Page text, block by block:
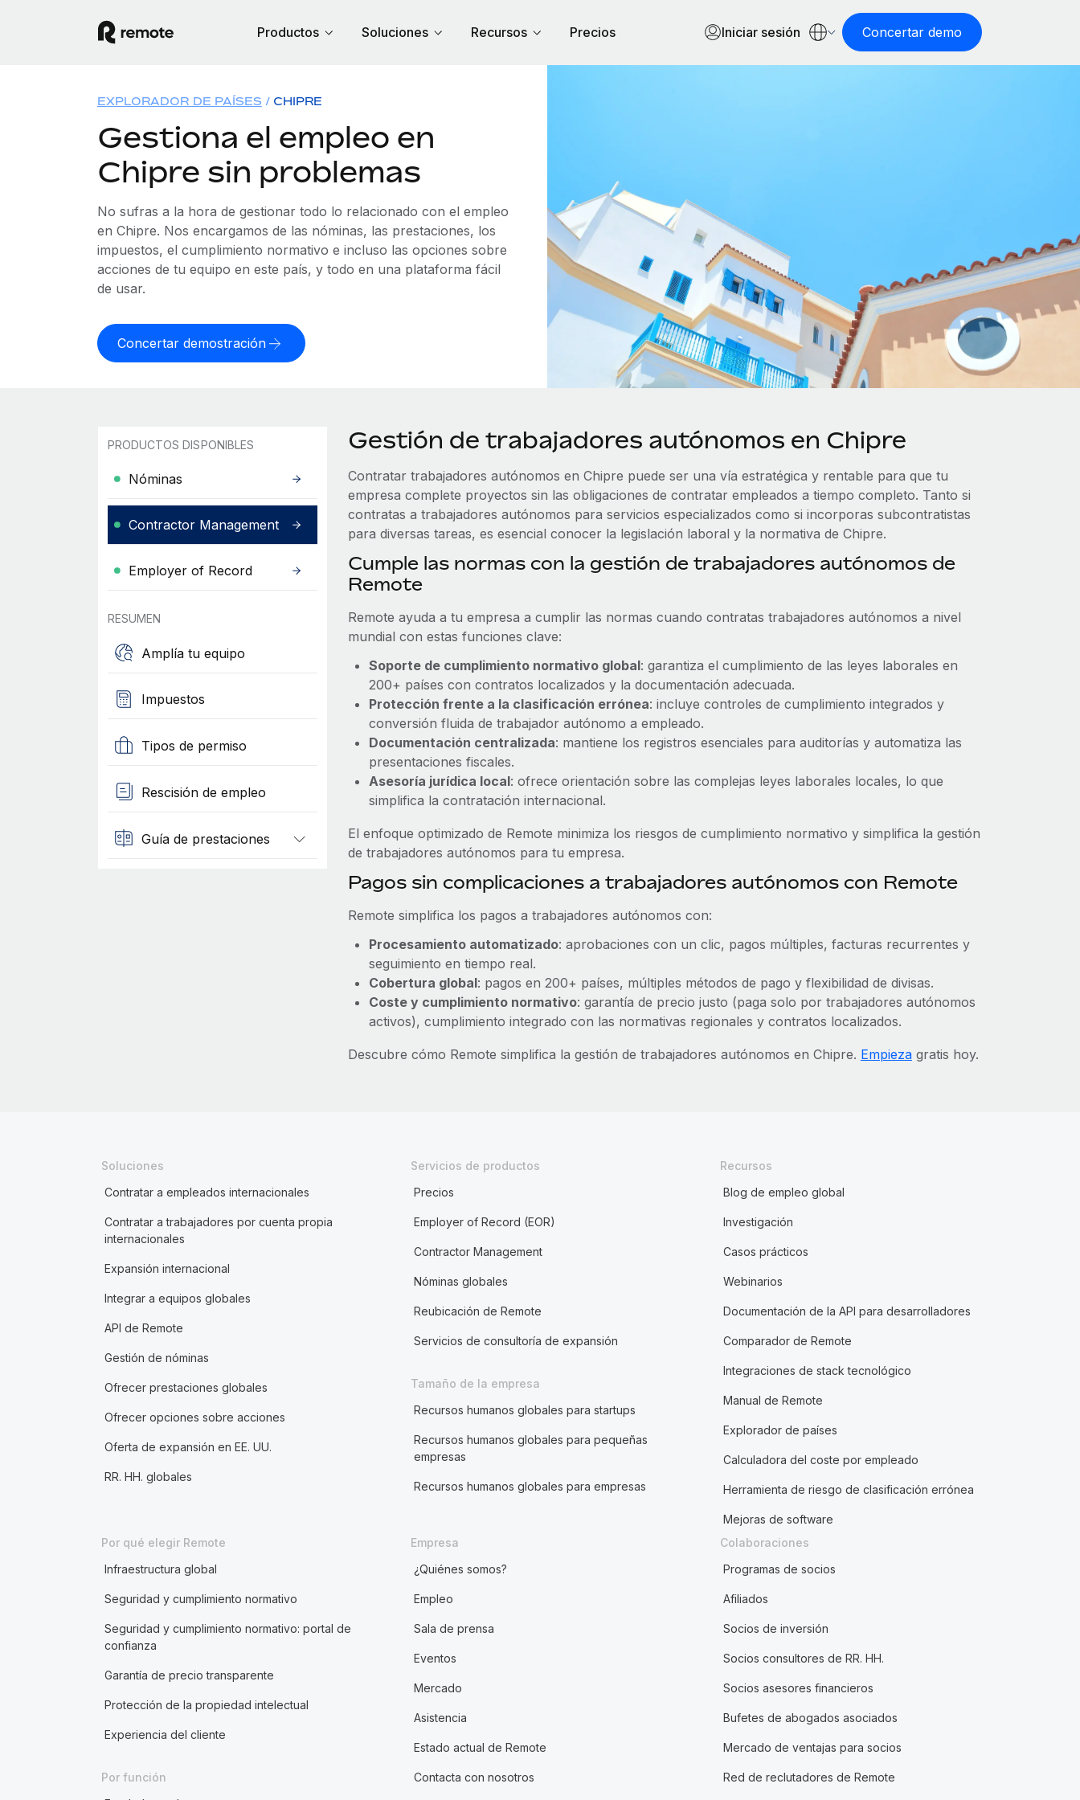
Productos Soluciones Recursos Precios Iniciar sesión Concertar demo
EXPLORADOR DE PAÍSES CHIPRE
Gestiona el empleo en
Chipre sin problemas
No sufras a la hora de gestionar todo lo relacionado con el empleo
en Chipre. Nos encargamos de las nóminas, las prestaciones, los
impuestos, el cumplimiento normativo e incluso las opciones sobre
acciones de tu equipo en este país, y todo en una plataforma fácil
de usar.
Concertar demostración
PRODUCTOS DISPONIBLES
Nóminas
Contractor Management
Employer of Record
RESUMEN
Amplía tu equipo
Impuestos
Tipos de permiso
Rescisión de empleo
Guía de prestaciones
Gestión de trabajadores autónomos en Chipre
Contratar trabajadores autónomos en Chipre puede ser una vía estratégica y rentable para que tu
empresa complete proyectos sin las obligaciones de contratar empleados a tiempo completo. Tanto si
contratas a trabajadores autónomos para servicios especializados como si incorporas subcontratistas
para diversas tareas, es esencial conocer la legislación laboral y la normativa de Chipre.
Cumple las normas con la gestión de trabajadores autónomos de
Remote
Remote ayuda a tu empresa a cumplir las normas cuando contratas trabajadores autónomos a nivel
mundial con estas funciones clave:
Soporte de cumplimiento normativo global: garantiza el cumplimiento de las leyes laborales en
200+ países con contratos localizados y la documentación adecuada.
Protección frente a la clasificación errónea: incluye controles de cumplimiento integrados y
conversión fluida de trabajador autónomo a empleado.
Documentación centralizada: mantiene los registros esenciales para auditorías y automatiza las
presentaciones fiscales.
Asesoría jurídica local: ofrece orientación sobre las complejas leyes laborales locales, lo que
simplifica la contratación internacional.
El enfoque optimizado de Remote minimiza los riesgos de cumplimiento normativo y simplifica la gestión
de trabajadores autónomos para tu empresa.
Pagos sin complicaciones a trabajadores autónomos con Remote
Remote simplifica los pagos a trabajadores autónomos con:
Procesamiento automatizado: aprobaciones con un clic, pagos múltiples, facturas recurrentes y
seguimiento en tiempo real.
Cobertura global: pagos en 200+ países, múltiples métodos de pago y flexibilidad de divisas.
Coste y cumplimiento normativo: garantía de precio justo (paga solo por trabajadores autónomos
activos), cumplimiento integrado con las normativas regionales y contratos localizados.
Descubre cómo Remote simplifica la gestión de trabajadores autónomos en Chipre. Empiezagratis hoy.
Soluciones
Contratar a empleados internacionales
Contratar a trabajadores por cuenta propia
internacionales
Expansión internacional
Integrar a equipos globales
API de Remote
Gestión de nóminas
Ofrecer prestaciones globales
Ofrecer opciones sobre acciones
Oferta de expansión en EE. UU.
RR. HH. globales
Servicios de productos
Precios
Employer of Record (EOR)
Contractor Management
Nóminas globales
Reubicación de Remote
Servicios de consultoría de expansión
Tamaño de la empresa
Recursos humanos globales para startups
Recursos humanos globales para pequeñas
empresas
Recursos humanos globales para empresas
Recursos
Blog de empleo global
Investigación
Casos prácticos
Webinarios
Documentación de la API para desarrolladores
Comparador de Remote
Integraciones de stack tecnológico
Manual de Remote
Explorador de países
Calculadora del coste por empleado
Herramienta de riesgo de clasificación errónea
Mejoras de software
Por qué elegir Remote
Infraestructura global
Seguridad y cumplimiento normativo
Seguridad y cumplimiento normativo: portal de
confianza
Garantía de precio transparente
Protección de la propiedad intelectual
Experiencia del cliente
Por función
Empresa
¿Quiénes somos?
Empleo
Sala de prensa
Eventos
Mercado
Asistencia
Estado actual de Remote
Contacta con nosotros
Colaboraciones
Programas de socios
Afiliados
Socios de inversión
Socios consultores de RR. HH.
Socios asesores financieros
Bufetes de abogados asociados
Mercado de ventajas para socios
Red de reclutadores de Remote